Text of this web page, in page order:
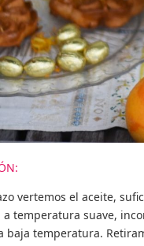
vertemos el aceite,
a temperatura suave,
baja temperatura.